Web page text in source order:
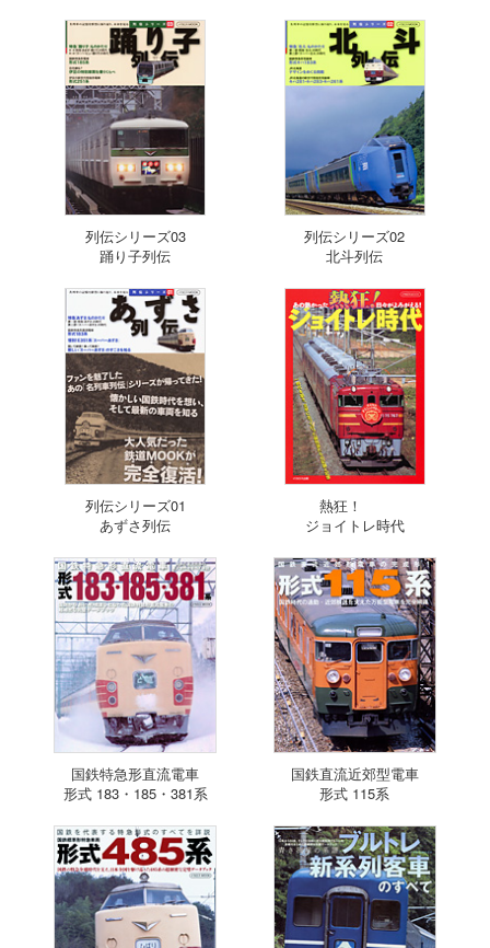
列伝シリーズ03
踊り子列伝
列伝シリーズ02
北斗列伝
列伝シリーズ01
あずさ列伝
熱狂！
ジョイトレ時代
国鉄特急形直流電車
形式 183・185・381系
国鉄直流近郊型電車
形式 115系